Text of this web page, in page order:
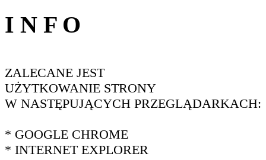
I N F O
ZALECANE JEST
UŻYTKOWANIE STRONY
W NASTĘPUJĄCYCH PRZEGLĄDARKACH:
* GOOGLE CHROME
* INTERNET EXPLORER